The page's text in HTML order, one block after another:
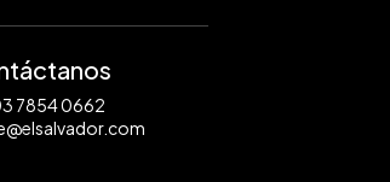
7854 0662